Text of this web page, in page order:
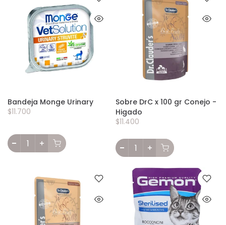
Bandeja Monge Urinary
$11.700
Sobre DrC x 100 gr Conejo -
Higado
$11.400